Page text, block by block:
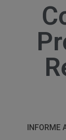
INFORME